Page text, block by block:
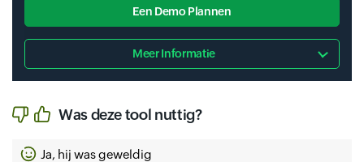
Een Demo Plannen
Meer Informatie
Was deze tool nuttig?
Ja, hij was geweldig